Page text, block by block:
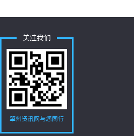
关注我们
肇州资讯网与您同行